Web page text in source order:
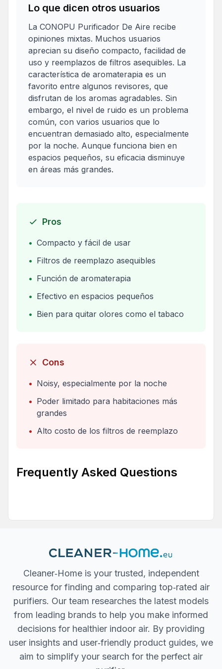
Lo que dicen otros usuarios
La CONOPU Purificador De Aire recibe
opiniones mixtas. Muchos usuarios
aprecian su diseño compacto, facilidad de
uso y reemplazos de filtros asequibles. La
característica de aromaterapia es un
favorito entre algunos revisores, que
disfrutan de los aromas agradables. Sin
embargo, el nivel de ruido es un problema
común, con varios usuarios que lo
encuentran demasiado alto, especialmente
por la noche. Aunque funciona bien en
espacios pequeños, su eficacia disminuye
en áreas más grandes.
Pros
• Compacto y fácil de usar
• Filtros de reemplazo asequibles
• Función de aromaterapia
• Efectivo en espacios pequeños
• Bien para quitar olores como el tabaco
Cons
• Noisy, especialmente por la noche
• Poder limitado para habitaciones más
grandes
• Alto costo de los filtros de reemplazo
Frequently Asked Questions
Cleaner‐Home is your trusted, independent
resource for finding and comparing top‐rated air
purifiers. Our team researches the latest models
from leading brands to help you make informed
decisions for healthier indoor air. By providing
user insights and user‐friendly product guides, we
aim to simplify your search for the perfect air